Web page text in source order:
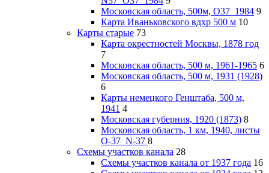
Московская область, 500м, О37_1984 9
Карта Иваньковского вдхр 500 м 10
Карты старые 73
Карта окрестностей Москвы, 1878 год
7
Московская область, 500 м, 1961-1965 6
Московская область, 500 м, 1931 (1928)
6
Карты немецкого Генштаба, 500 м,
1941 4
Московская губерния, 1920 (1873) 8
Московская область, 1 км, 1940, листы
О-37_N-37 8
Схемы участков канала 28
Схемы участков канала от 1937 года 16